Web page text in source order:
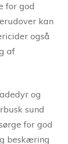
for god
kan
også
af
og
sund
for god
beskæring